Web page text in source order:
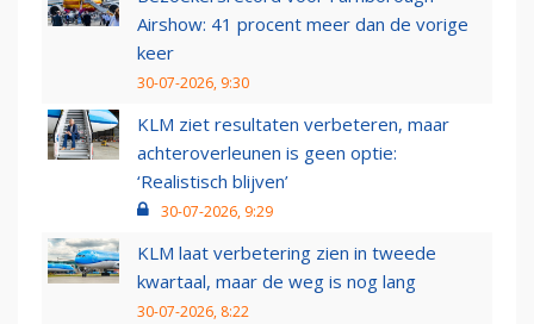
Airshow: 41 procent meer dan de vorige
keer
30-07-2026, 9:30
KLM ziet resultaten verbeteren, maar
achteroverleunen is geen optie:
‘Realistisch blijven’
30-07-2026, 9:29
KLM laat verbetering zien in tweede
kwartaal, maar de weg is nog lang
30-07-2026, 8:22